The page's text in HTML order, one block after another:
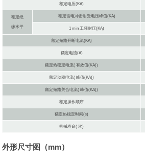
额定电压(KA)
额定绝
缘水平
额定雷电冲击耐受电压峰值(KA)
1 min 工频耐压(KA)
额定短路开断电流(KA)
额定电流(A)
额定热稳定电流( 有效值(KA))
额定动稳电流( 峰值(KA))
额定短路关合电流( 峰值(KA))
额定操作顺序
额定热稳定时间(s)
机械寿命( 次)
外形尺寸图（mm）